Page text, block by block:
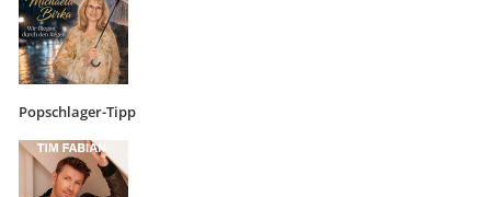
Popschlager-Tipp